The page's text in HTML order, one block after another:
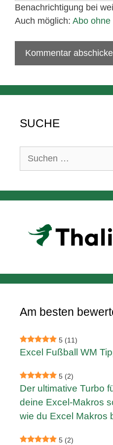
Benachrichtigung bei
Auch möglich: Abo ohne
SUCHE
Suchen
Am besten
5 (11)
Excel Fußball WM
5 (2)
Der ultimative Turbo
deine Excel-Makros
wie du Excel Makros
5 (2)